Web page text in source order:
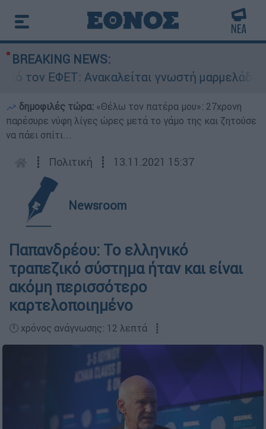
BREAKING NEWS:
Ανακαλείται γνωστή μαρμελάδα - Κίνδυνος
δημοφιλές τώρα: «Θέλω τον πατέρα μου»: 27χρονη
παρέσυρε νύφη λίγες ώρες μετά το γάμο της και ζητούσε
να πάει σπίτι...
┋ Πολιτική ┋ 13.11.2021 15:37
Newsroom
Παπανδρέου: Το ελληνικό
τραπεζικό σύστημα ήταν και είναι
ακόμη περισσότερο
καρτελοποιημένο
🕛 χρόνος ανάγνωσης: 12 λεπτά ┋